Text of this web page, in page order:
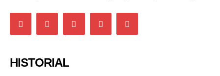
HISTORIAL